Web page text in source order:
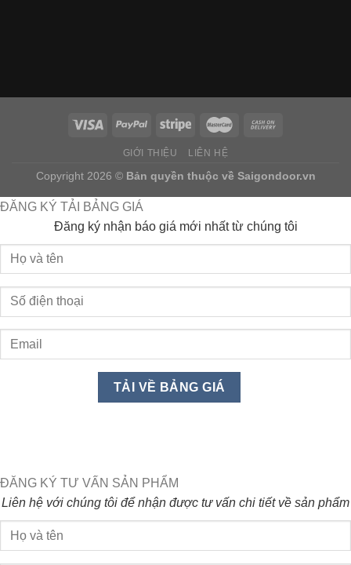
GIỚI THIỆU LIÊN HỆ
Copyright 2026 © Bản quyền thuộc về Saigondoor.vn
ĐĂNG KÝ TẢI BẢNG GIÁ
Đăng ký nhận báo giá mới nhất từ chúng tôi
ĐĂNG KÝ TƯ VẤN SẢN PHẨM
Liên hệ với chúng tôi để nhận được tư vấn chi tiết về sản phẩm